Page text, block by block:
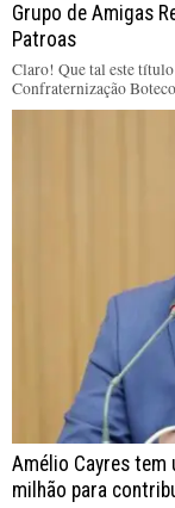
Grupo de Amigas
Patroas
Claro! Que tal este
Confraternização
Amélio Cayres tem
milhão para